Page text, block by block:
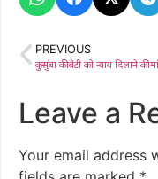
PREVIOUS
Leave a
Your email address